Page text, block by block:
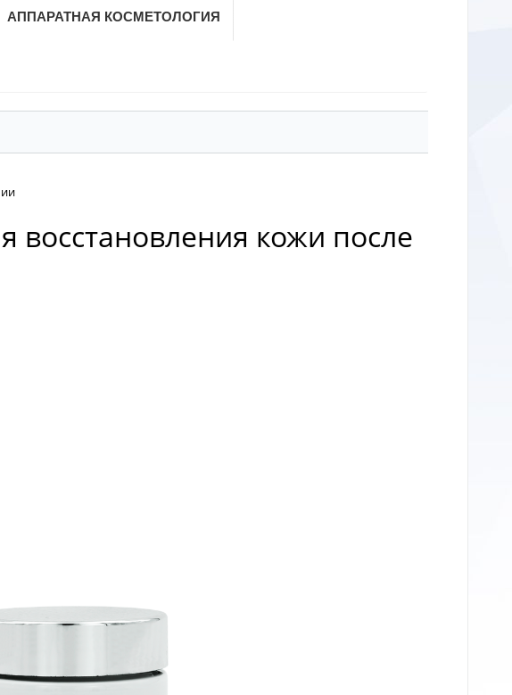
АППАРАТНАЯ КОСМЕТОЛОГИЯ
восстановления кожи после